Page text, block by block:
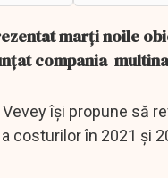
marți noile
compania
își propune să
costurilor în 2021 și